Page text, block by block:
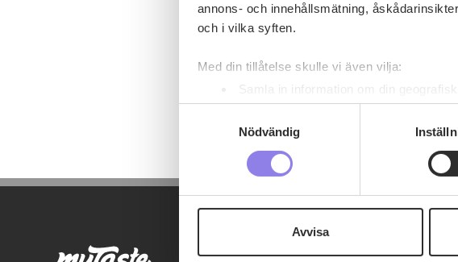
annons- och innehållsmätning,
och i vilka syften.
Med din tillåtelse skulle vi även vilja:
Samla in information om din
Identifiera din enhet genom att aktivt
Ta reda på mer om hur dina personliga
eller dra tillbaka ditt samtycke när som helst
eller äldre. Genom att besöka webbplatsen
Nödvändig
Avvisa